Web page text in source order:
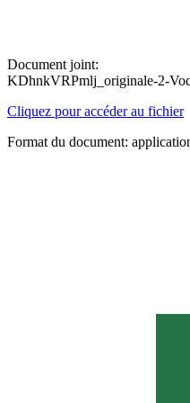
Document joint:
KDhnkVRPmlj_originale-2-
Cliquez pour accéder au fichier
Format du document: